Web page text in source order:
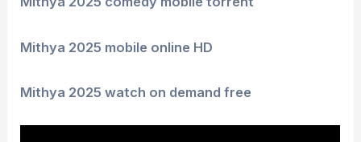
Mithya 2025 mobile online HD
Mithya 2025 watch on demand free